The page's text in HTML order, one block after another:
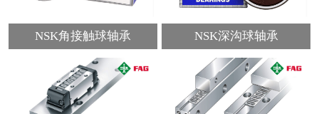
NSK角接触球轴承 NSK深沟球轴承